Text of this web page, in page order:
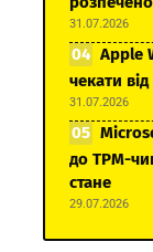
31.07.2026
Apple
чекати
31.07.2026
до TPM-
стане
29.07.2026